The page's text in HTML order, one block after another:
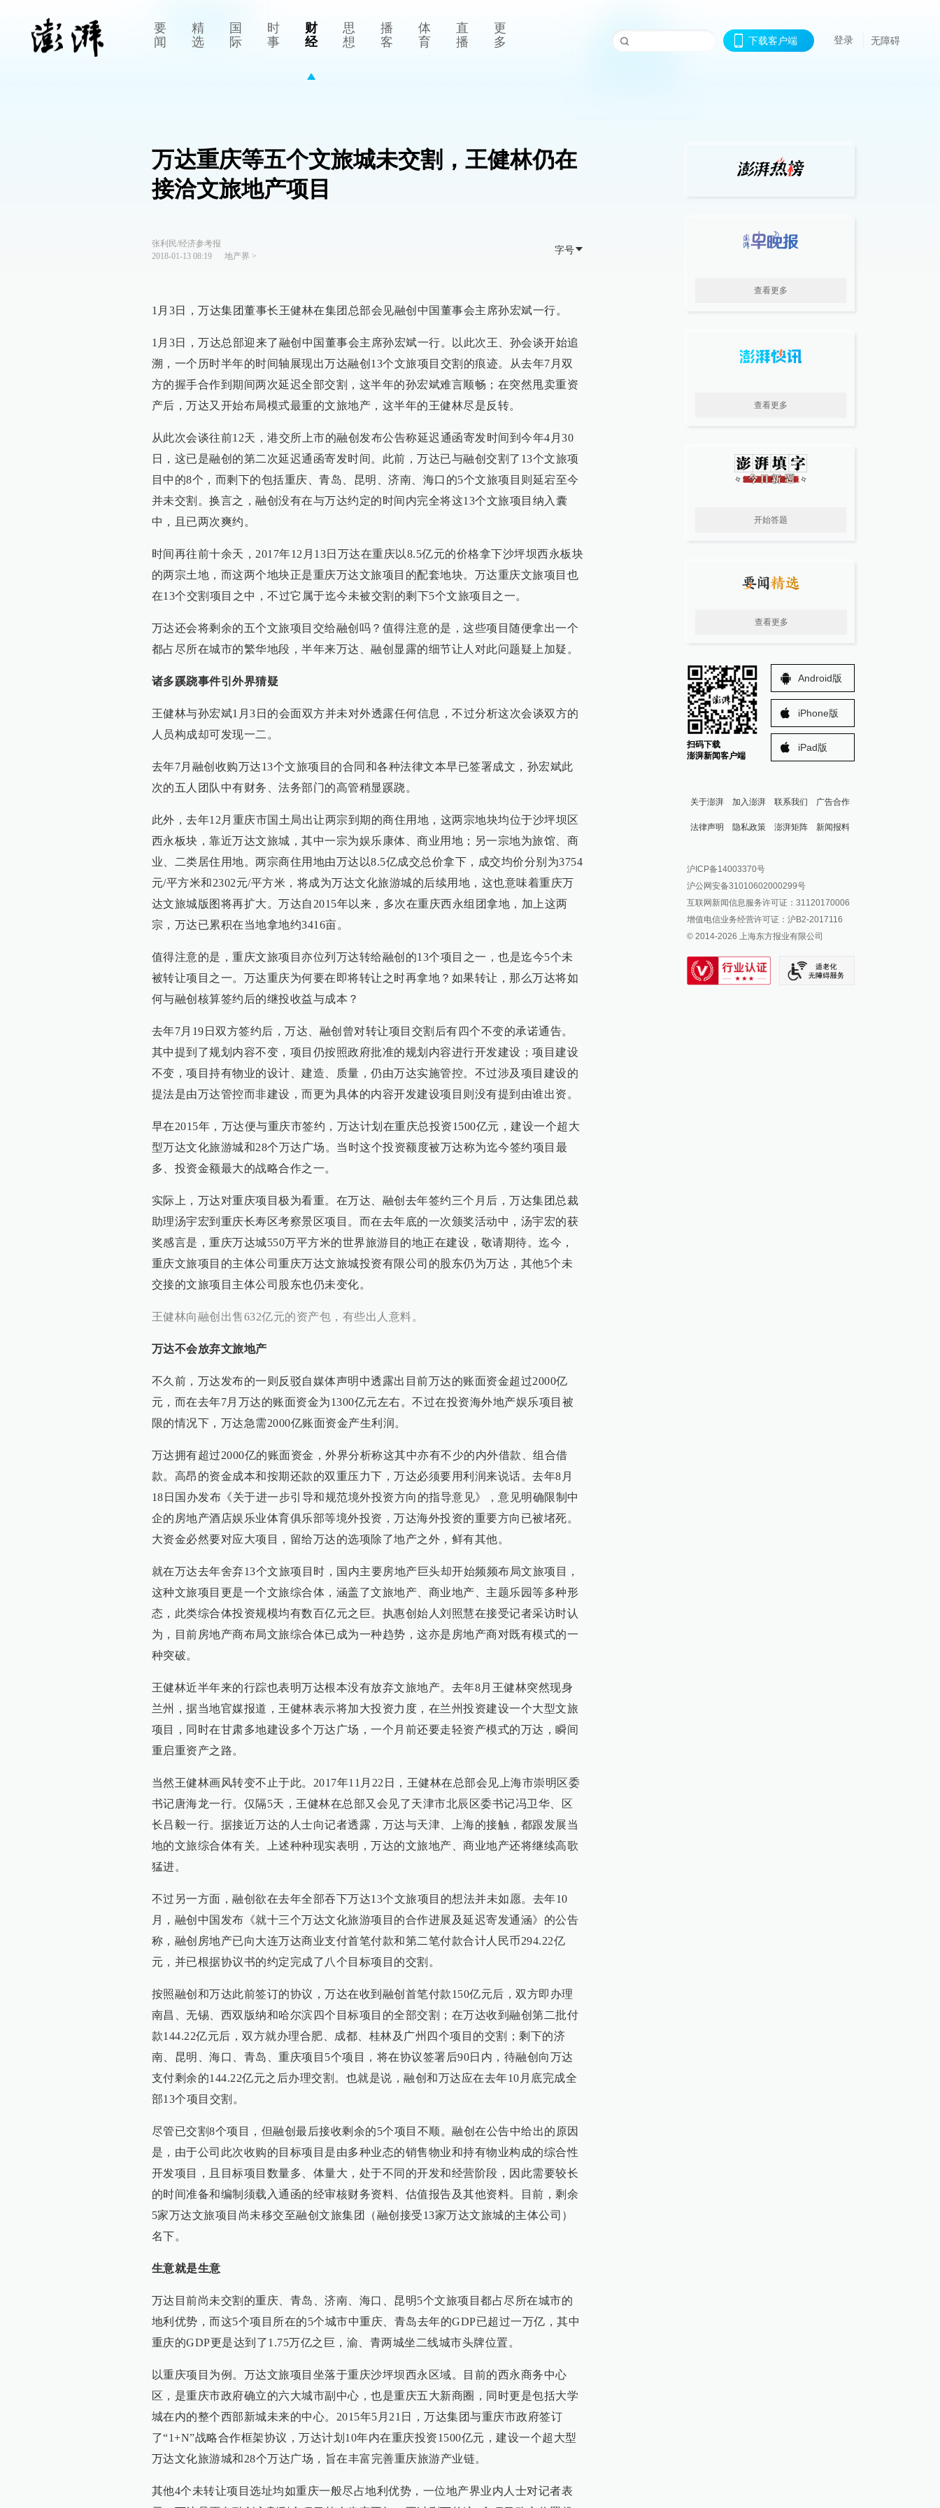
要
闻
精
选
国
际
时
事
财
经
思
想
播
客
体
育
直
播
更
多
下载客户端 登录 无障碍
万达重庆等五个文旅城未交割，王健林仍在
接洽文旅地产项目
张利民/经济参考报
2018-01-13 08:19
地产界 >
字号
1月3日， 万达集团董事长王健林在集团总部会见融创中国董事会主席孙宏斌一行。
1月3日，万达总部迎来了融创中国董事会主席孙宏斌一行。以此次王、孙会谈开始追
溯，一个历时半年的时间轴展现出万达融创13个文旅项目交割的痕迹。从去年7月双
方的握手合作到期间两次延迟全部交割，这半年的孙宏斌难言顺畅；在突然甩卖重资
产后，万达又开始布局模式最重的文旅地产，这半年的王健林尽是反转。
从此次会谈往前12天，港交所上市的融创发布公告称延迟通函寄发时间到今年4月30
日，这已是融创的第二次延迟通函寄发时间。此前，万达已与融创交割了13个文旅项
目中的8个，而剩下的包括重庆、青岛、昆明、济南、海口的5个文旅项目则延宕至今
并未交割。换言之，融创没有在与万达约定的时间内完全将这13个文旅项目纳入囊
中，且已两次爽约。
时间再往前十余天，2017年12月13日万达在重庆以8.5亿元的价格拿下沙坪坝西永板块
的两宗土地，而这两个地块正是重庆万达文旅项目的配套地块。万达重庆文旅项目也
在13个交割项目之中，不过它属于迄今未被交割的剩下5个文旅项目之一。
万达还会将剩余的五个文旅项目交给融创吗？值得注意的是，这些项目随便拿出一个
都占尽所在城市的繁华地段，半年来万达、融创显露的细节让人对此问题疑上加疑。
诸多蹊跷事件引外界猜疑
王健林与孙宏斌1月3日的会面双方并未对外透露任何信息，不过分析这次会谈双方的
人员构成却可发现一二。
去年7月融创收购万达13个文旅项目的合同和各种法律文本早已签署成文，孙宏斌此
次的五人团队中有财务、法务部门的高管稍显蹊跷。
此外，去年12月重庆市国土局出让两宗到期的商住用地，这两宗地块均位于沙坪坝区
西永板块，靠近万达文旅城，其中一宗为娱乐康体、商业用地；另一宗地为旅馆、商
业、二类居住用地。两宗商住用地由万达以8.5亿成交总价拿下，成交均价分别为3754
元/平方米和2302元/平方米，将成为万达文化旅游城的后续用地，这也意味着重庆万
达文旅城版图将再扩大。万达自2015年以来，多次在重庆西永组团拿地，加上这两
宗，万达已累积在当地拿地约3416亩。
值得注意的是，重庆文旅项目亦位列万达转给融创的13个项目之一，也是迄今5个未
被转让项目之一。万达重庆为何要在即将转让之时再拿地？如果转让，那么万达将如
何与融创核算签约后的继投收益与成本？
去年7月19日双方签约后，万达、融创曾对转让项目交割后有四个不变的承诺通告。
其中提到了规划内容不变，项目仍按照政府批准的规划内容进行开发建设；项目建设
不变，项目持有物业的设计、建造、质量，仍由万达实施管控。不过涉及项目建设的
提法是由万达管控而非建设，而更为具体的内容开发建设项目则没有提到由谁出资。
早在2015年，万达便与重庆市签约，万达计划在重庆总投资1500亿元，建设一个超大
型万达文化旅游城和28个万达广场。当时这个投资额度被万达称为迄今签约项目最
多、投资金额最大的战略合作之一。
实际上，万达对重庆项目极为看重。在万达、融创去年签约三个月后，万达集团总裁
助理汤宇宏到重庆长寿区考察景区项目。而在去年底的一次颁奖活动中，汤宇宏的获
奖感言是，重庆万达城550万平方米的世界旅游目的地正在建设，敬请期待。迄今，
重庆文旅项目的主体公司重庆万达文旅城投资有限公司的股东仍为万达，其他5个未
交接的文旅项目主体公司股东也仍未变化。
王健林向融创出售632亿元的资产包，有些出人意料。
万达不会放弃文旅地产
不久前，万达发布的一则反驳自媒体声明中透露出目前万达的账面资金超过2000亿
元，而在去年7月万达的账面资金为1300亿元左右。不过在投资海外地产娱乐项目被
限的情况下，万达急需2000亿账面资金产生利润。
万达拥有超过2000亿的账面资金，外界分析称这其中亦有不少的内外借款、组合借
款。高昂的资金成本和按期还款的双重压力下，万达必须要用利润来说话。去年8月
18日国办发布《关于进一步引导和规范境外投资方向的指导意见》，意见明确限制中
企的房地产酒店娱乐业体育俱乐部等境外投资，万达海外投资的重要方向已被堵死。
大资金必然要对应大项目，留给万达的选项除了地产之外，鲜有其他。
就在万达去年舍弃13个文旅项目时，国内主要房地产巨头却开始频频布局文旅项目，
这种文旅项目更是一个文旅综合体，涵盖了文旅地产、商业地产、主题乐园等多种形
态，此类综合体投资规模均有数百亿元之巨。执惠创始人刘照慧在接受记者采访时认
为，目前房地产商布局文旅综合体已成为一种趋势，这亦是房地产商对既有模式的一
种突破。
王健林近半年来的行踪也表明万达根本没有放弃文旅地产。去年8月王健林突然现身
兰州，据当地官媒报道，王健林表示将加大投资力度，在兰州投资建设一个大型文旅
项目，同时在甘肃多地建设多个万达广场，一个月前还要走轻资产模式的万达，瞬间
重启重资产之路。
当然王健林画风转变不止于此。2017年11月22日，王健林在总部会见上海市崇明区委
书记唐海龙一行。仅隔5天，王健林在总部又会见了天津市北辰区委书记冯卫华、区
长吕毅一行。据接近万达的人士向记者透露，万达与天津、上海的接触，都跟发展当
地的文旅综合体有关。上述种种现实表明，万达的文旅地产、商业地产还将继续高歌
猛进。
不过另一方面，融创欲在去年全部吞下万达13个文旅项目的想法并未如愿。去年10
月，融创中国发布《就十三个万达文化旅游项目的合作进展及延迟寄发通涵》的公告
称，融创房地产已向大连万达商业支付首笔付款和第二笔付款合计人民币294.22亿
元，并已根据协议书的约定完成了八个目标项目的交割。
按照融创和万达此前签订的协议，万达在收到融创首笔付款150亿元后，双方即办理
南昌、无锡、西双版纳和哈尔滨四个目标项目的全部交割；在万达收到融创第二批付
款144.22亿元后，双方就办理合肥、成都、桂林及广州四个项目的交割；剩下的济
南、昆明、海口、青岛、重庆项目5个项目，将在协议签署后90日内，待融创向万达
支付剩余的144.22亿元之后办理交割。也就是说，融创和万达应在去年10月底完成全
部13个项目交割。
尽管已交割8个项目，但融创最后接收剩余的5个项目不顺。融创在公告中给出的原因
是，由于公司此次收购的目标项目是由多种业态的销售物业和持有物业构成的综合性
开发项目，且目标项目数量多、体量大，处于不同的开发和经营阶段，因此需要较长
的时间准备和编制须载入通函的经审核财务资料、估值报告及其他资料。目前，剩余
5家万达文旅项目尚未移交至融创文旅集团（融创接受13家万达文旅城的主体公司）
名下。
生意就是生意
万达目前尚未交割的重庆、青岛、济南、海口、昆明5个文旅项目都占尽所在城市的
地利优势，而这5个项目所在的5个城市中重庆、青岛去年的GDP已超过一万亿，其中
重庆的GDP更是达到了1.75万亿之巨，渝、青两城坐二线城市头牌位置。
以重庆项目为例。万达文旅项目坐落于重庆沙坪坝西永区域。目前的西永商务中心
区，是重庆市政府确立的六大城市副中心，也是重庆五大新商圈，同时更是包括大学
城在内的整个西部新城未来的中心。2015年5月21日，万达集团与重庆市政府签订
了“1+N”战略合作框架协议，万达计划10年内在重庆投资1500亿元，建设一个超大型
万达文化旅游城和28个万达广场，旨在丰富完善重庆旅游产业链。
其他4个未转让项目选址均如重庆一般尽占地利优势，一位地产界业内人士对记者表
查看更多
查看更多
开始答题
查看更多
扫码下载
澎湃新闻客户端
Android版
iPhone版
iPad版
关于澎湃 加入澎湃 联系我们 广告合作
法律声明 隐私政策 澎湃矩阵
澎湃新闻公众号
澎湃新闻抖音号
派生万物开放平台
IP SHANGHAI
SIXTH TONE
新闻报料
报料邮箱: news@thepaper.cn
沪ICP备14003370号
沪公网安备31010602000299号
互联网新闻信息服务许可证：31120170006
增值电信业务经营许可证：沪B2-2017116
© 2014-2026 上海东方报业有限公司